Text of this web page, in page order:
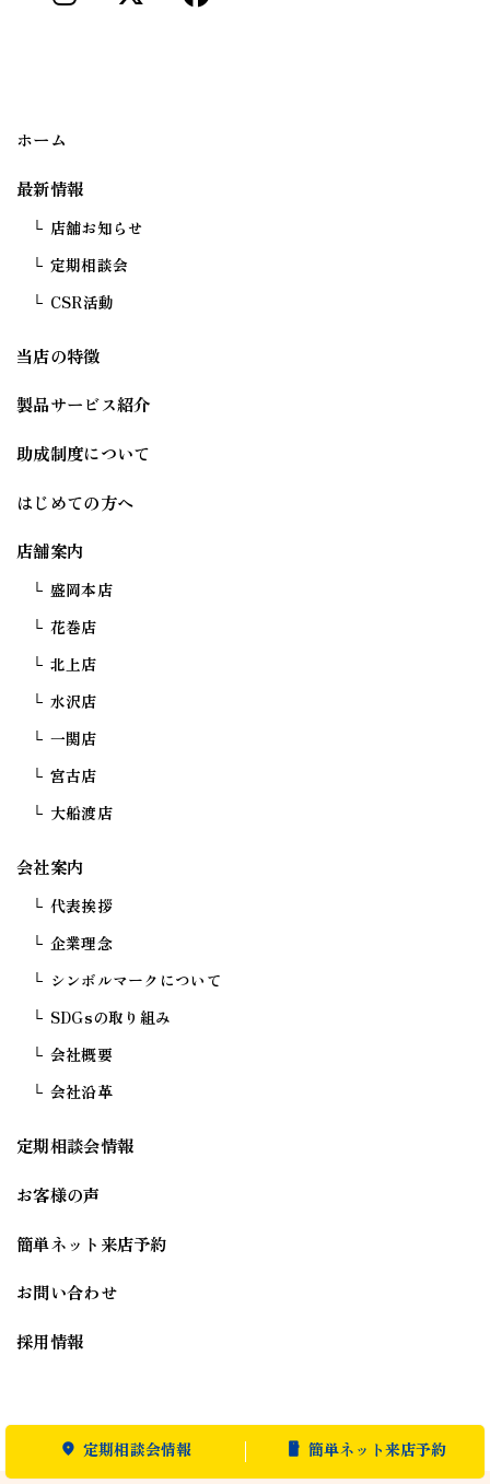
ホーム
最新情報
店舗お知らせ
定期相談会
CSR活動
当店の特徴
製品サービス紹介
助成制度について
はじめての方へ
店舗案内
盛岡本店
花巻店
北上店
水沢店
一関店
宮古店
大船渡店
会社案内
代表挨拶
企業理念
シンボルマークについて
SDGsの取り組み
会社概要
会社沿革
定期相談会情報
お客様の声
簡単ネット来店予約
お問い合わせ
採用情報
定期相談会情報 簡単ネット来店予約